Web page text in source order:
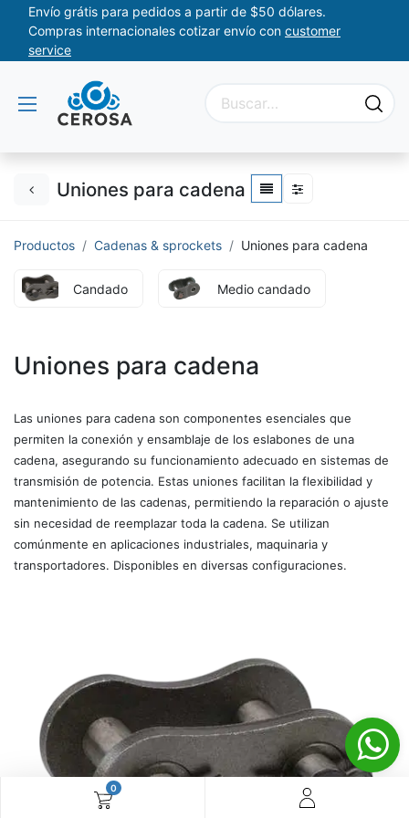
0
Envío grátis para pedidos a partir de $50 dólares.
Compras internacionales cotizar envío con customer
service
Uniones para cadena
Productos Cadenas & sprockets Uniones para cadena
Candado Medio candado
Uniones para cadena
Las uniones para cadena son componentes esenciales que
permiten la conexión y ensamblaje de los eslabones de una
cadena, asegurando su funcionamiento adecuado en sistemas de
transmisión de potencia. Estas uniones facilitan la flexibilidad y
mantenimiento de las cadenas, permitiendo la reparación o ajuste
sin necesidad de reemplazar toda la cadena. Se utilizan
comúnmente en aplicaciones industriales, maquinaria y
transportadores. Disponibles en diversas configuraciones.